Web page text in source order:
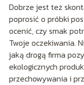
Dobrze jest też
poprosić o próbki
ocenić, czy smak
Twoje oczekiwania.
jaką drogą firma
ekologicznych
przechowywania i